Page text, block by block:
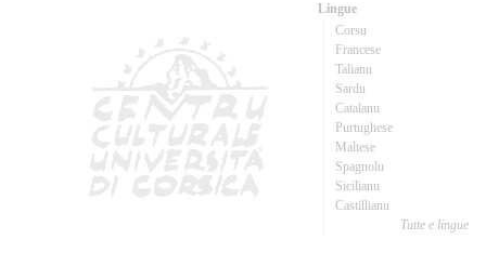
Lingue
Corsu
Francese
Talianu
Sardu
Catalanu
Purtughese
Maltese
Spagnolu
Sicilianu
Castillianu
Tutte e lingue